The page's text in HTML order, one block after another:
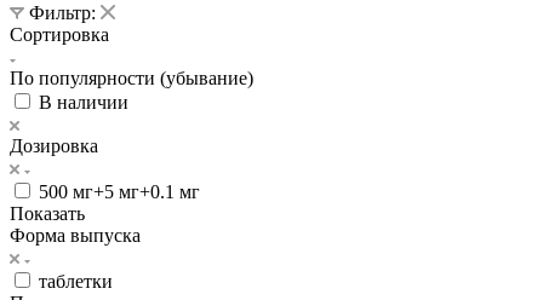
Фильтр:
Сортировка
По популярности (убывание)
В наличии
Дозировка
500 мг+5 мг+0.1 мг
Показать
Форма выпуска
таблетки